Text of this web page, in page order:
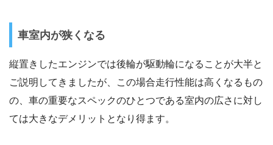
車室内が狭くなる
縦置きしたエンジンでは後輪が駆動輪になることが大半と
ご説明してきましたが、この場合走行性能は高くなるもの
の、車の重要なスペックのひとつである室内の広さに対し
ては大きなデメリットとなり得ます。